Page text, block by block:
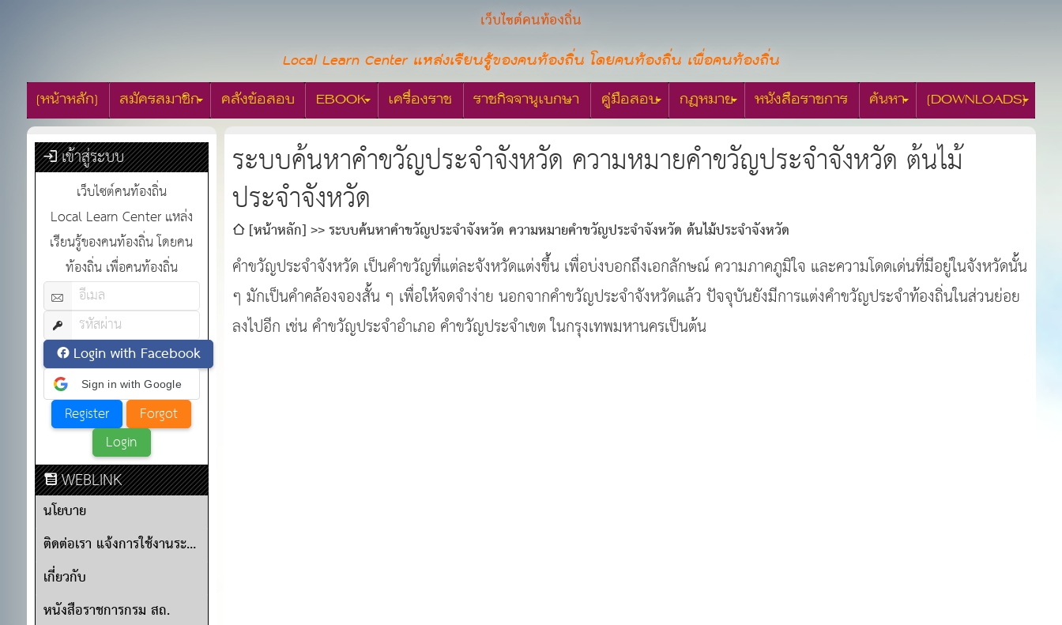
เว็บไซต์คนท้องถิ่น
Local Learn Center แหล่งเรียนรู้ของคนท้องถิ่น โดยคนท้องถิ่น เพื่อคนท้องถิ่น
[หน้าหลัก] สมัครสมาชิก คลังข้อสอบ EBOOK เครื่องราช ราชกิจจานุเบกษา คู่มือสอบ กฎหมาย หนังสือราชการ ค้นหา [DOWNLOADS]
เข้าสู่ระบบ
เว็บไซต์คนท้องถิ่น
Local Learn Center แหล่ง
เรียนรู้ของคนท้องถิ่น โดยคน
ท้องถิ่น เพื่อคนท้องถิ่น
Login with Facebook
Sign in with Google
WEBLINK
นโยบาย
ติดต่อเรา แจ้งการใช้งานระบบ
เกี่ยวกับ
หนังสือราชการกรม สถ.
ระบบค้นหาคำขวัญประจำจังหวัด ความหมายคำขวัญประจำจังหวัด ต้นไม้
ประจำจังหวัด
[หน้าหลัก] ระบบค้นหาคำขวัญประจำจังหวัด ความหมายคำขวัญประจำจังหวัด ต้นไม้ประจำจังหวัด
คำขวัญประจำจังหวัด เป็นคำขวัญที่แต่ละจังหวัดแต่งขึ้น เพื่อบ่งบอกถึงเอกลักษณ์ ความภาคภูมิใจ และความโดดเด่นที่มีอยู่ในจังหวัดนั้น
ๆ มักเป็นคำคล้องจองสั้น ๆ เพื่อให้จดจำง่าย นอกจากคำขวัญประจำจังหวัดแล้ว ปัจจุบันยังมีการแต่งคำขวัญประจำท้องถิ่นในส่วนย่อย
ลงไปอีก เช่น คำขวัญประจำอำเภอ คำขวัญประจำเขต ในกรุงเทพมหานครเป็นต้น